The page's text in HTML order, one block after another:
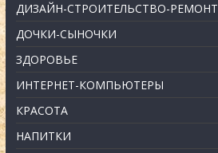
ДИЗАЙН-СТРОИТЕЛЬСТВО-РЕМОНТ
ДОЧКИ-СЫНОЧКИ
ЗДОРОВЬЕ
ИНТЕРНЕТ-КОМПЬЮТЕРЫ
КРАСОТА
НАПИТКИ